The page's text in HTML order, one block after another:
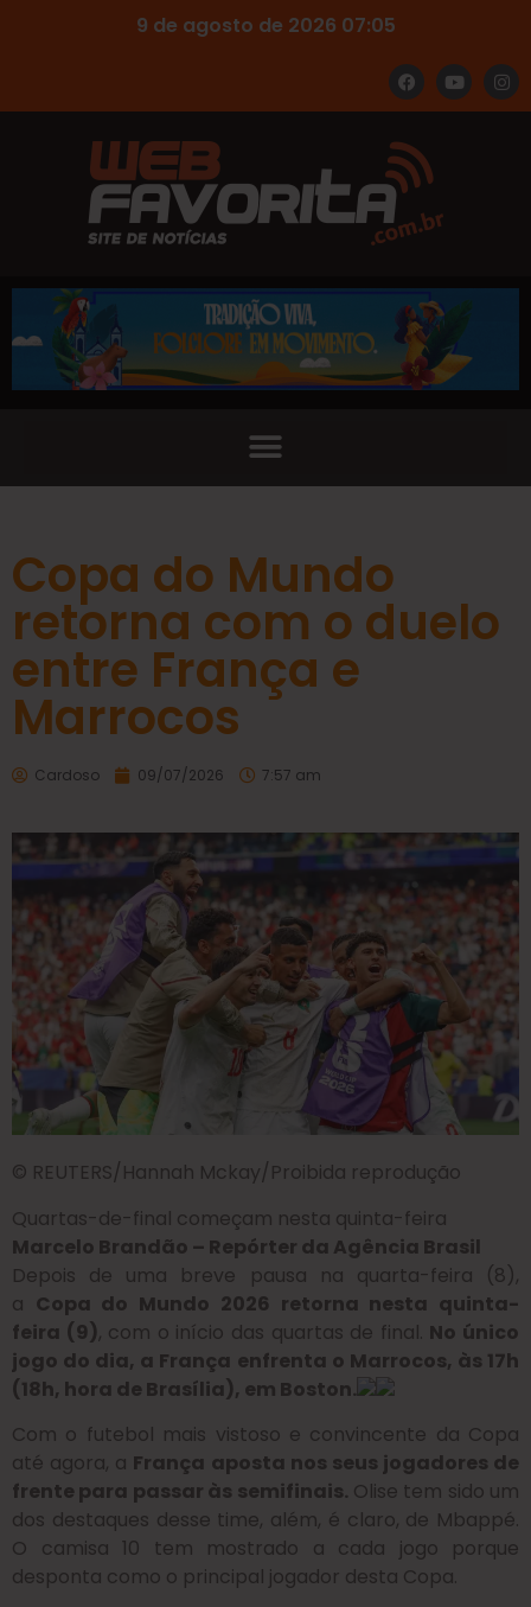
9 de agosto de 2026 07:05
Copa do Mundo
retorna com o duelo
entre França e
Marrocos
Cardoso 09/07/2026 7:57 am
© REUTERS/Hannah Mckay/Proibida reprodução
Quartas-de-final começam nesta quinta-feira
Marcelo Brandão – Repórter da Agência Brasil
Depois de uma breve pausa na quarta-feira (8),
a Copa do Mundo 2026 retorna nesta quinta-
feira (9), com o início das quartas de final. No único
jogo do dia, a França enfrenta o Marrocos, às 17h
(18h, hora de Brasília), em Boston.
Com o futebol mais vistoso e convincente da Copa
até agora, a França aposta nos seus jogadores de
frente para passar às semifinais. Olise tem sido um
dos destaques desse time, além, é claro, de Mbappé.
O camisa 10 tem mostrado a cada jogo porque
desponta como o principal jogador desta Copa.